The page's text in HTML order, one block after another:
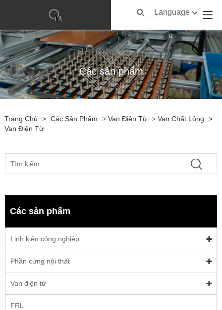
Language
Các sản phẩm
Trang Chủ > Các Sản Phẩm > Van Điện Từ > Van Chất Lỏng
>
Van Điện Từ
Các sản phẩm
Linh kiện công nghiệp
Phần cứng nội thất
Van điện từ
FRL